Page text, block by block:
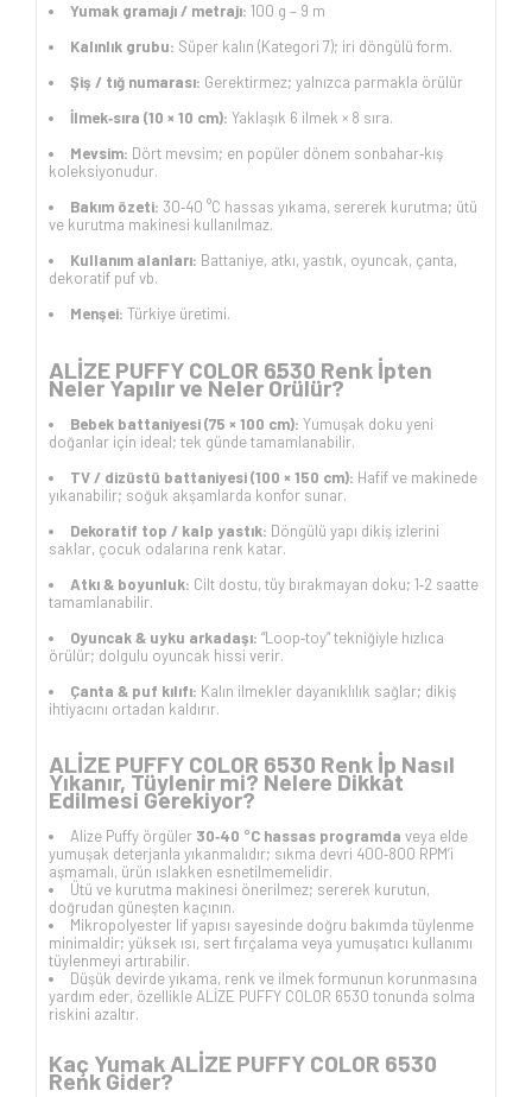
Yumak gramajı / metrajı: 100 g – 9 m
Kalınlık grubu: Süper kalın (Kategori 7); iri döngülü form.
Şiş / tığ numarası: Gerektirmez; yalnızca parmakla örülür
İlmek‑sıra (10 × 10 cm): Yaklaşık 6 ilmek × 8 sıra.
Mevsim: Dört mevsim; en popüler dönem sonbahar‑kış
koleksiyonudur.
Bakım özeti: 30‑40 °C hassas yıkama, sererek kurutma; ütü
ve kurutma makinesi kullanılmaz.
Kullanım alanları: Battaniye, atkı, yastık, oyuncak, çanta,
dekoratif puf vb.
Menşei: Türkiye üretimi.
ALİZE PUFFY COLOR 6530 Renk İpten
Neler Yapılır ve Neler Örülür?
Bebek battaniyesi (75 × 100 cm): Yumuşak doku yeni
doğanlar için ideal; tek günde tamamlanabilir.
TV / dizüstü battaniyesi (100 × 150 cm): Hafif ve makinede
yıkanabilir; soğuk akşamlarda konfor sunar.
Dekoratif top / kalp yastık: Döngülü yapı dikiş izlerini
saklar, çocuk odalarına renk katar.
Atkı & boyunluk: Cilt dostu, tüy bırakmayan doku; 1‑2 saatte
tamamlanabilir.
Oyuncak & uyku arkadaşı: “Loop‑toy” tekniğiyle hızlıca
örülür; dolgulu oyuncak hissi verir.
Çanta & puf kılıfı: Kalın ilmekler dayanıklılık sağlar; dikiş
ihtiyacını ortadan kaldırır.
ALİZE PUFFY COLOR 6530 Renk İp Nasıl
Yıkanır, Tüylenir mi? Nelere Dikkat
Edilmesi Gerekiyor?
Alize Puffy örgüler 30‑40 °C hassas programda veya elde
yumuşak deterjanla yıkanmalıdır; sıkma devri 400‑800 RPM’i
aşmamalı, ürün ıslakken esnetilmemelidir.
Ütü ve kurutma makinesi önerilmez; sererek kurutun,
doğrudan güneşten kaçının.
Mikropolyester lif yapısı sayesinde doğru bakımda tüylenme
minimaldir; yüksek ısı, sert fırçalama veya yumuşatıcı kullanımı
tüylenmeyi artırabilir.
Düşük devirde yıkama, renk ve ilmek formunun korunmasına
yardım eder, özellikle ALİZE PUFFY COLOR 6530 tonunda solma
riskini azaltır.
Kaç Yumak ALİZE PUFFY COLOR 6530
Renk Gider?